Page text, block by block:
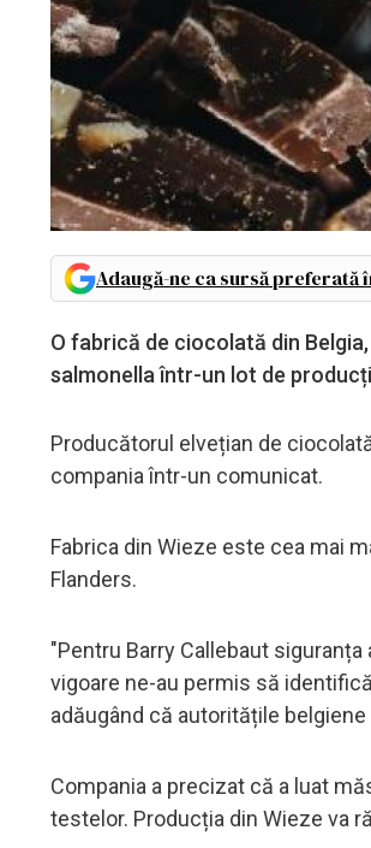
Adaugă-ne ca sursă preferată
O fabrică de ciocolată din
salmonella într-un lot de
Producătorul elvețian de
compania într-un comunicat.
Fabrica din Wieze este cea mai
Flanders.
"Pentru Barry Callebaut
vigoare ne-au permis să
adăugând că autoritățile
Compania a precizat că a luat
testelor. Producția din Wieze va